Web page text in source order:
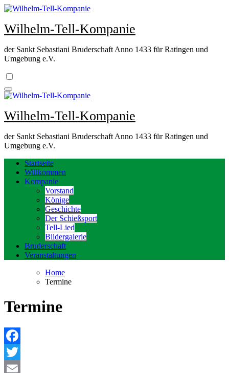
Zum
springen
Wilhelm-Tell-Kompanie
der Sankt Sebastiani Bruderschaft Anno 1433 für Ratingen und
Umgebung e.V.
Wilhelm-Tell-Kompanie
der Sankt Sebastiani Bruderschaft Anno 1433 für Ratingen und
Umgebung e.V.
Startseite
Willkommen
Kompanie
Vorstand
Könige
Geschichte
Der Schießsport
Tell-Lied
Bildergalerie
Bruderschaft
Veranstaltungen
Home
Termine
Termine
Facebook
Twitter